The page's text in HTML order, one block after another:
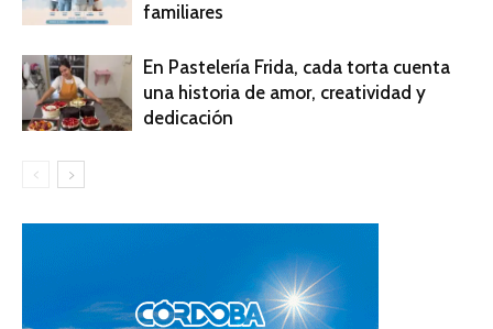
familiares
En Pastelería Frida, cada torta cuenta
una historia de amor, creatividad y
dedicación